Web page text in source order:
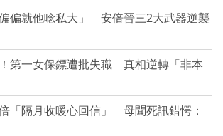
偏就他唸私大」 安倍晉三2大武器逆襲
第一女保鏢遭批失職 真相逆轉「非本
「隔月收暖心回信」 母聞死訊錯愕：